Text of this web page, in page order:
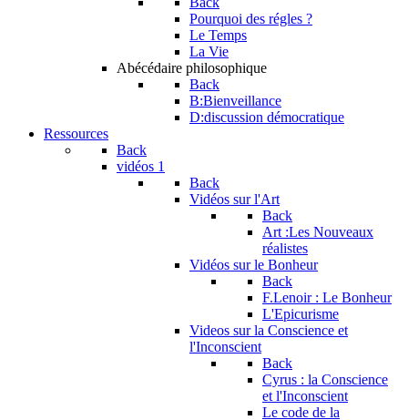
Pourquoi des régles ?
Le Temps
La Vie
Abécédaire philosophique
Back
B:Bienveillance
D:discussion démocratique
Ressources
Back
vidéos 1
Back
Vidéos sur l'Art
Back
Art :Les Nouveaux
réalistes
Vidéos sur le Bonheur
Back
F.Lenoir : Le Bonheur
L'Epicurisme
Videos sur la Conscience et
l'Inconscient
Back
Cyrus : la Conscience
et l'Inconscient
Le code de la